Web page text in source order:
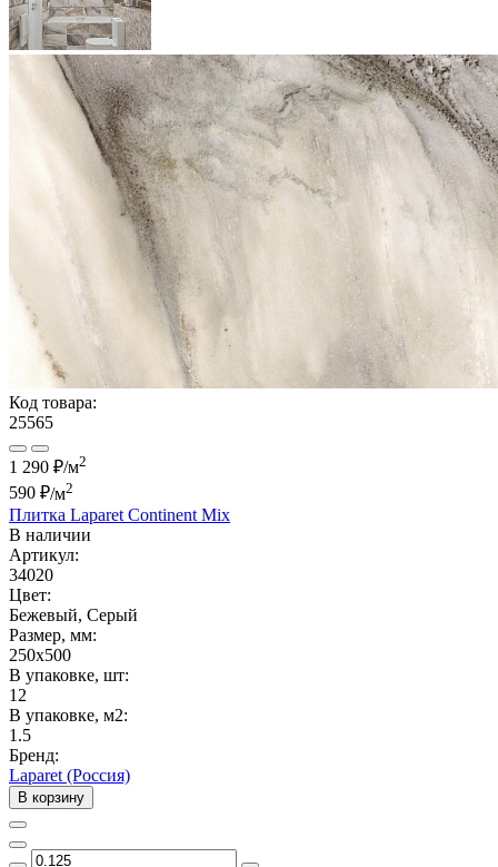
Код товара:
25565
1 290 ₽/м2
590 ₽/м2
Плитка Laparet Continent Mix
В наличии
Артикул:
34020
Цвет:
Бежевый, Серый
Размер, мм:
250x500
В упаковке, шт:
12
В упаковке, м2:
1.5
Бренд:
Laparet (Россия)
В корзину